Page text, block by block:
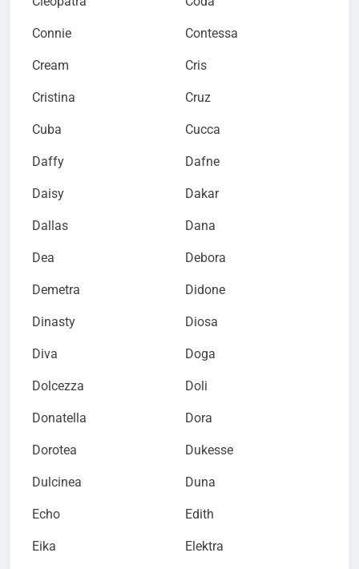
Connie Contessa
Cream Cris
Cristina Cruz
Cuba Cucca
Daffy Dafne
Daisy Dakar
Dallas Dana
Dea Debora
Demetra Didone
Dinasty Diosa
Diva Doga
Dolcezza Doli
Donatella Dora
Dorotea Dukesse
Dulcinea Duna
Echo Edith
Eika Elektra